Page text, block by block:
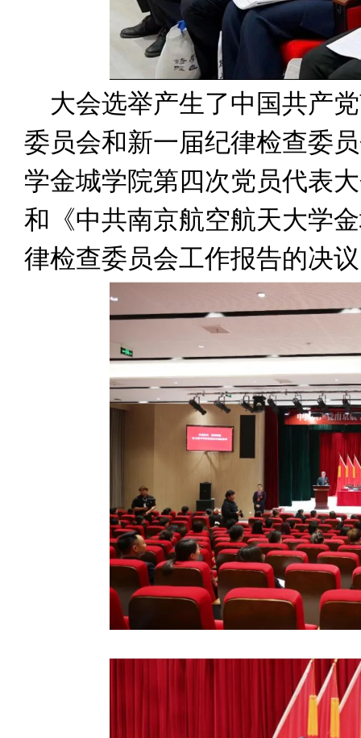
大会选举产生了中国共产
委员会和新一届纪律检查委
学金城学院第四次党员代表
和《中共南京航空航天大学
律检查委员会工作报告的决